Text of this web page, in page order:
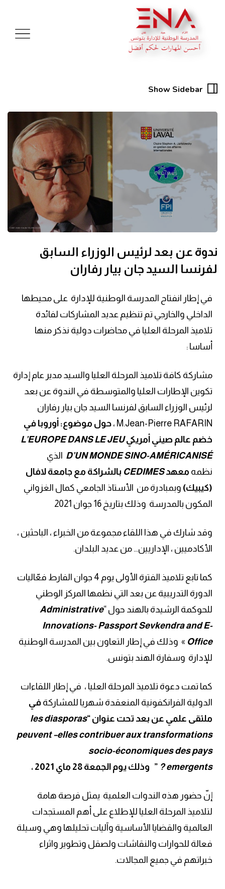
Show Sidebar
ندوة عن بعد لرئيس الوزراء السابق
لفرنسا السيد جان بيار رفاران
في إطار انفتاح المدرسة الوطنية للإدارة على محيطها
الداخلي والخارجي تم تنظيم عديد المشاركات لفائدة
تلاميذ المرحلة العليا في محاضرات دولية نذكر منها
أساسا :
مشاركة كافة تلاميذ المرحلة العليا والسيد مدير عام إدارة
تكوين الإطارات العليا والمتوسطة في الندوة عن بعد
لرئيس الوزراء السابق لفرنسا السيد جان بيار رفاران
M.Jean-Pierre RAFARIN ، حول موضوع: أوروبا في
خضم عالم صيني أمريكيL’EUROPE DANS LE JEU
D’UN MONDE SINO-AMÉRICANISÉ الذي
نظمه معهدCEDIMES بالشراكة مع جامعة لافال
(كيبيك) وبمبادرة من الأستاذ الجامعي كمال الغزواني
المكون بالمدرسة وذلك بتاريخ 16 جوان 2021
وقد شارك في هذا اللقاء مجموعة من الخبراء ، الباحثين ،
الأكادميين ، الإداريين… من عديد البلدان.
كما تابع تلاميذ الفترة الأولى يوم 4 جوان الفارط فعّاليات
الدورة التدريبية عن بعد التي نظمها المركز الوطني
للحوكمة الرشيدة بالهند حول “Administrative
Innovations- Passport Sevkendra and E-
Office » وذلك في إطار التعاون بين المدرسة الوطنية
للإدارة وسفارة الهند بتونس.
كما تمت دعوة تلاميذ المرحلة العليا ، في إطار اللقاءات
الدولية الفرانكفونية المنعقدة شهريا للمشاركة في
ملتقى علمي عن بعد تحت عنوان “les diasporas
peuvent –elles contribuer aux transformations
socio-économiques des pays
emergents ?
” وذلك يوم الجمعة 28 ماي 2021 ،
إنّ حضور هذه الندوات العلمية يمثل فرصة هامة
لتلاميذ المرحلة العليا للإطلاع على أهم المستجدات
العالمية والقضايا الأساسية وآليات تحليلها وهي وسيلة
فعالة للحوارات والنقاشات ولصقل وتطوير واثراء
خبراتهم في جميع المجالات.